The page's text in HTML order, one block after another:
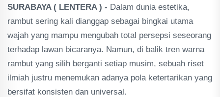
SURABAYA ( LENTERA ) - Dalam dunia estetika,
rambut sering kali dianggap sebagai bingkai utama
wajah yang mampu mengubah total persepsi seseorang
terhadap lawan bicaranya. Namun, di balik tren warna
rambut yang silih berganti setiap musim, sebuah riset
ilmiah justru menemukan adanya pola ketertarikan yang
bersifat konsisten dan universal.